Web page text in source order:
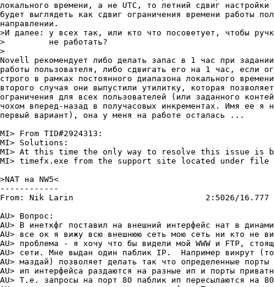
локального времени, а не UTC, то летний сдвиг настройки
будет выглядеть как сдвиг ограничения времени работы
направлении.
>И далее: у всех так, или кто что посоветует, чтобы
>	  не работать?
>
Novell рекомендует либо делать запас в 1 час при задании
работы пользователя, либо сдвигать его на 1 час, если
строго в рамках постоянного диапазона локального
второго случая они выпустили утилитку, которая
ограничения для всех пользователей (или заданного
чохом вперед-назад в получасовых инкрементах. Имя ее я
первый вариант), она у меня на работе осталась ...
MI> From TID#2924313:
MI> Solutions:
MI> At this time the only way to resolve this issue is
MI> timefx.exe from the support site located under
>NAT на NW5<
------------
From: Nik Larin 			  2:5026/16.777   Суб 21 Окт 00 11:41
AU> Вопрос:
AU> В инеткфг поставил на внешний интерфейс нат в
AU> все ок я вижу всю внешнюю сеть мою сеть ни кто не
AU> проблема - я хочу что бы видели мой WWW и FTP,
AU> сети. Мне выдан один паблик IP.  Например винрут
AU> маздай) позволяет делать так что определенные порты
AU> ип интерфейса раздаются на разные ип и порты
AU> Т.е. запросы на порт 80 паблик ип пересылаются на